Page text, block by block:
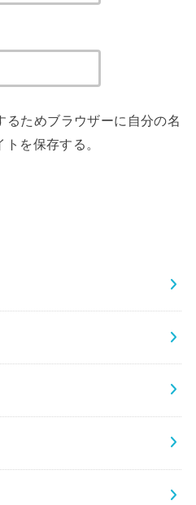
るためブラウザーに自分の名
を保存する。